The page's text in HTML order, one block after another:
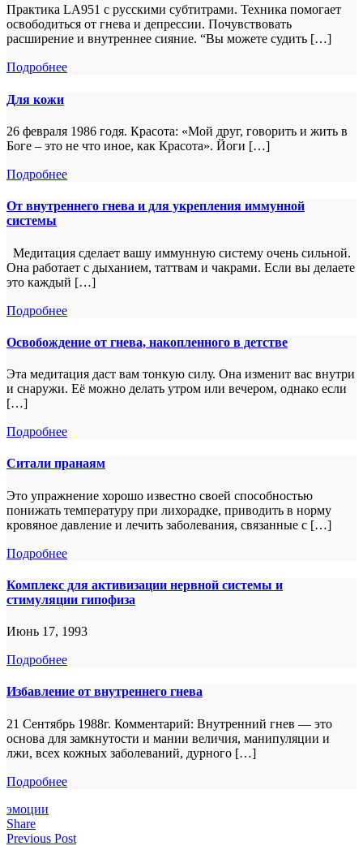
Практика LA951 с русскими субтитрами. Техника помогает
освободиться от гнева и депрессии. Почувствовать
расширение и внутреннее сияние. “Вы можете судить […]
Подробнее
Для кожи
26 февраля 1986 годя. Красота: «Мой друг, говорить и жить в
Боге – это не что иное, как Красота». Йоги […]
Подробнее
От внутреннего гнева и для укрепления иммунной
системы
Медитация сделает вашу иммунную систему очень сильной.
Она работает с дыханием, таттвам и чакрами. Если вы делаете
это каждый […]
Подробнее
Освобождение от гнева, накопленного в детстве
Эта медитация даст вам тонкую силу. Она изменит вас внутри
и снаружи. Её можно делать утром или вечером, однако если
[…]
Подробнее
Ситали пранаям
Это упражнение хорошо известно своей способностью
понижать температуру при лихорадке, приводить в норму
кровяное давление и лечить заболевания, связанные с […]
Подробнее
Комплекс для активизации нервной системы и
стимуляции гипофиза
Июнь 17, 1993
Подробнее
Избавление от внутреннего гнева
21 Сентябрь 1988г. Комментарий: Внутренний гнев — это
основа для замкнутости и мании величия, манипуляции и
лжи, всех кожных заболеваний, дурного […]
Подробнее
эмоции
Share
Previous Post